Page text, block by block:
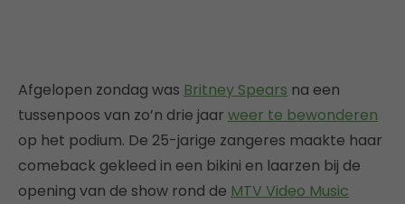
Afgelopen zondag was Britney Spears na een
tussenpoos van zo’n drie jaar weer te bewonderen
op het podium. De 25-jarige zangeres maakte haar
comeback gekleed in een bikini en laarzen bij de
opening van de show rond de MTV Video Music